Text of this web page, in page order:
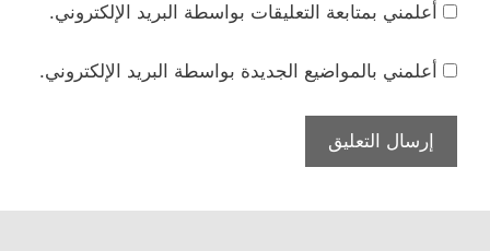
أعلمني بمتابعة التعليقات بواسطة البريد الإلكتروني.
أعلمني بالمواضيع الجديدة بواسطة البريد الإلكتروني.